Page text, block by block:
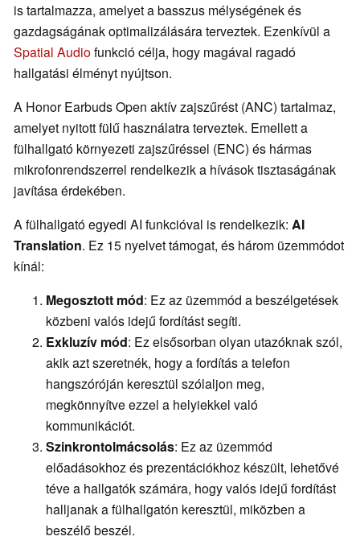
is tartalmazza, amelyet a basszus mélységének és
gazdagságának optimalizálására terveztek. Ezenkívül a
Spatial Audiofunkció célja, hogy magával ragadó
hallgatási élményt nyújtson.
A Honor Earbuds Open aktív zajszűrést (ANC) tartalmaz,
amelyet nyitott fülű használatra terveztek. Emellett a
fülhallgató környezeti zajszűréssel (ENC) és hármas
mikrofonrendszerrel rendelkezik a hívások tisztaságának
javítása érdekében.
A fülhallgató egyedi AI funkcióval is rendelkezik: AI
Translation. Ez 15 nyelvet támogat, és három üzemmódot
kínál:
Megosztott mód: Ez az üzemmód a beszélgetések
közbeni valós idejű fordítást segíti.
Exkluzív mód: Ez elsősorban olyan utazóknak szól,
akik azt szeretnék, hogy a fordítás a telefon
hangszóróján keresztül szólaljon meg,
megkönnyítve ezzel a helyiekkel való
kommunikációt.
Szinkrontolmácsolás: Ez az üzemmód
előadásokhoz és prezentációkhoz készült, lehetővé
téve a hallgatók számára, hogy valós idejű fordítást
halljanak a fülhallgatón keresztül, miközben a
beszélő beszél.